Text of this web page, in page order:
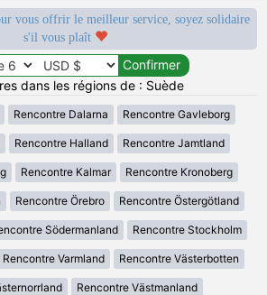
vous offrir le meilleur service, soyez solidaire
s'il vous plaît
dans les régions de : Suède
Rencontre Dalarna Rencontre Gavleborg
Rencontre Halland Rencontre Jamtland
Rencontre Kalmar Rencontre Kronoberg
Rencontre Örebro Rencontre Östergötland
Södermanland Rencontre Stockholm
Rencontre Varmland Rencontre Västerbotten
Rencontre Västmanland